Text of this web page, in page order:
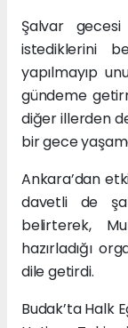
Şalvar
istediklerini
yapılmayıp
gündeme
diğer illerden
bir gece
Ankara’dan
davetli de
belirterek,
hazırladığı
dile getirdi.
Budak’ta Halk